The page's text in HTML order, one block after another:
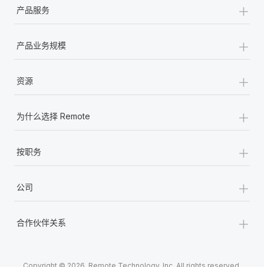
产品服务 +
产品业务规模 +
资源 +
为什么选择 Remote +
按职务 +
公司 +
合作伙伴关系 +